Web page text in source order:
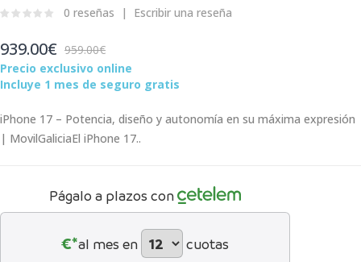
0 reseñas Escribir una reseña
939.00€ 959.00€
Precio exclusivo online
Incluye 1 mes de seguro gratis
iPhone 17 – Potencia, diseño y autonomía en su máxima expresión
| MovilGaliciaEl iPhone 17..
Págalo a plazos con
€*al mes en cuotas